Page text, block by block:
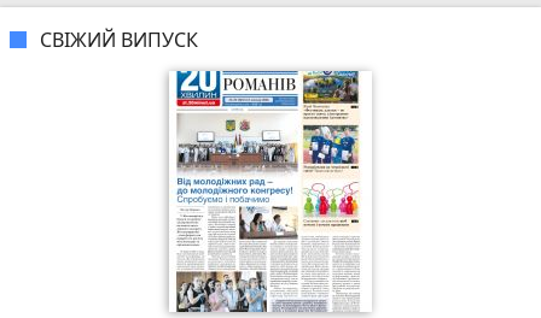
СВІЖИЙ ВИПУСК